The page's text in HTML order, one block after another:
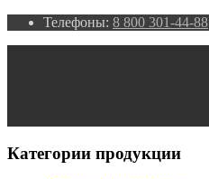
Телефоны: 8 800 301-44-88
Категории продукции